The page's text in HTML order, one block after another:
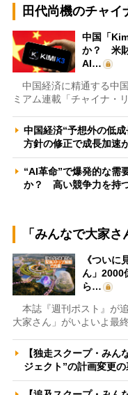
田代尚機のチャイ
中国「
か？ 米財
AI…
中国経済に精通する中
ミアム連載「チャイナ・
中国経済“予想外の低
方針の修正で成長加速
“AI革命”で爆発的な需
か？ 高い競争力を持
「みんなで大家
《ついに
ん」2000
ら…
本誌『週刊ポスト』が
大家さん」がいよいよ最
【独走スクープ・みん
ジェクト”の計画変更